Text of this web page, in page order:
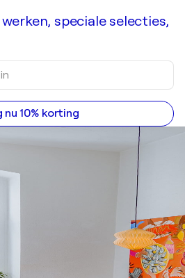
speciale selecties,
nu 10% korting